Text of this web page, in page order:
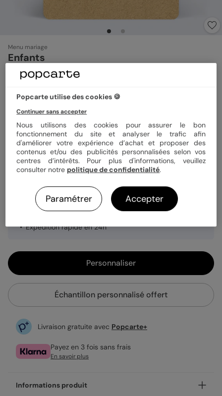
Menu mariage
Enfants
Papier Papier Satiné
Quantité Échantillon personnalisé
2,99 €
Expédition rapide en 24h
Personnaliser
Échantillon personnalisé offert
Livraison gratuite avec Popcarte+
Payez en 3 fois sans frais
En savoir plus
Informations produit
Popcarte utilise des cookies 🍪
Continuer sans accepter
Nous utilisons des cookies pour assurer le bon
fonctionnement du site et analyser le trafic afin
d'améliorer votre expérience d’achat et proposer des
contenus et/ou des publicités personnalisées selon vos
centres d’intérêts. Pour plus d'informations, veuillez
consulter notre politique de confidentialité.
Paramétrer Accepter